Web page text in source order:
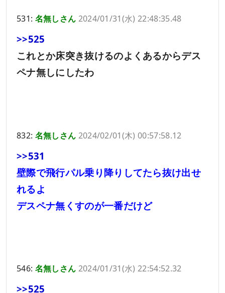
531: 名無しさん 2024/01/31(水) 22:48:35.48
>>525
これとか床突き抜けるのよくあるからデス
ペナ無しにしたわ
832: 名無しさん 2024/02/01(木) 00:57:58.12
>>531
壁際で飛行パル乗り降りしてたら抜け出せ
れるよ
デスペナ無くすのが一番だけど
546: 名無しさん 2024/01/31(水) 22:54:52.32
>>525